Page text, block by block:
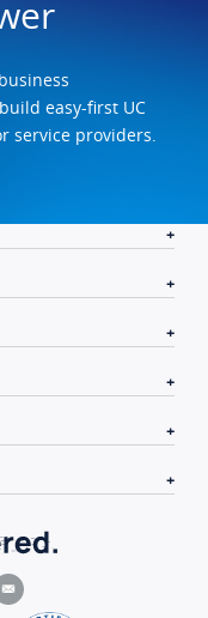
easy-first UC
service providers.